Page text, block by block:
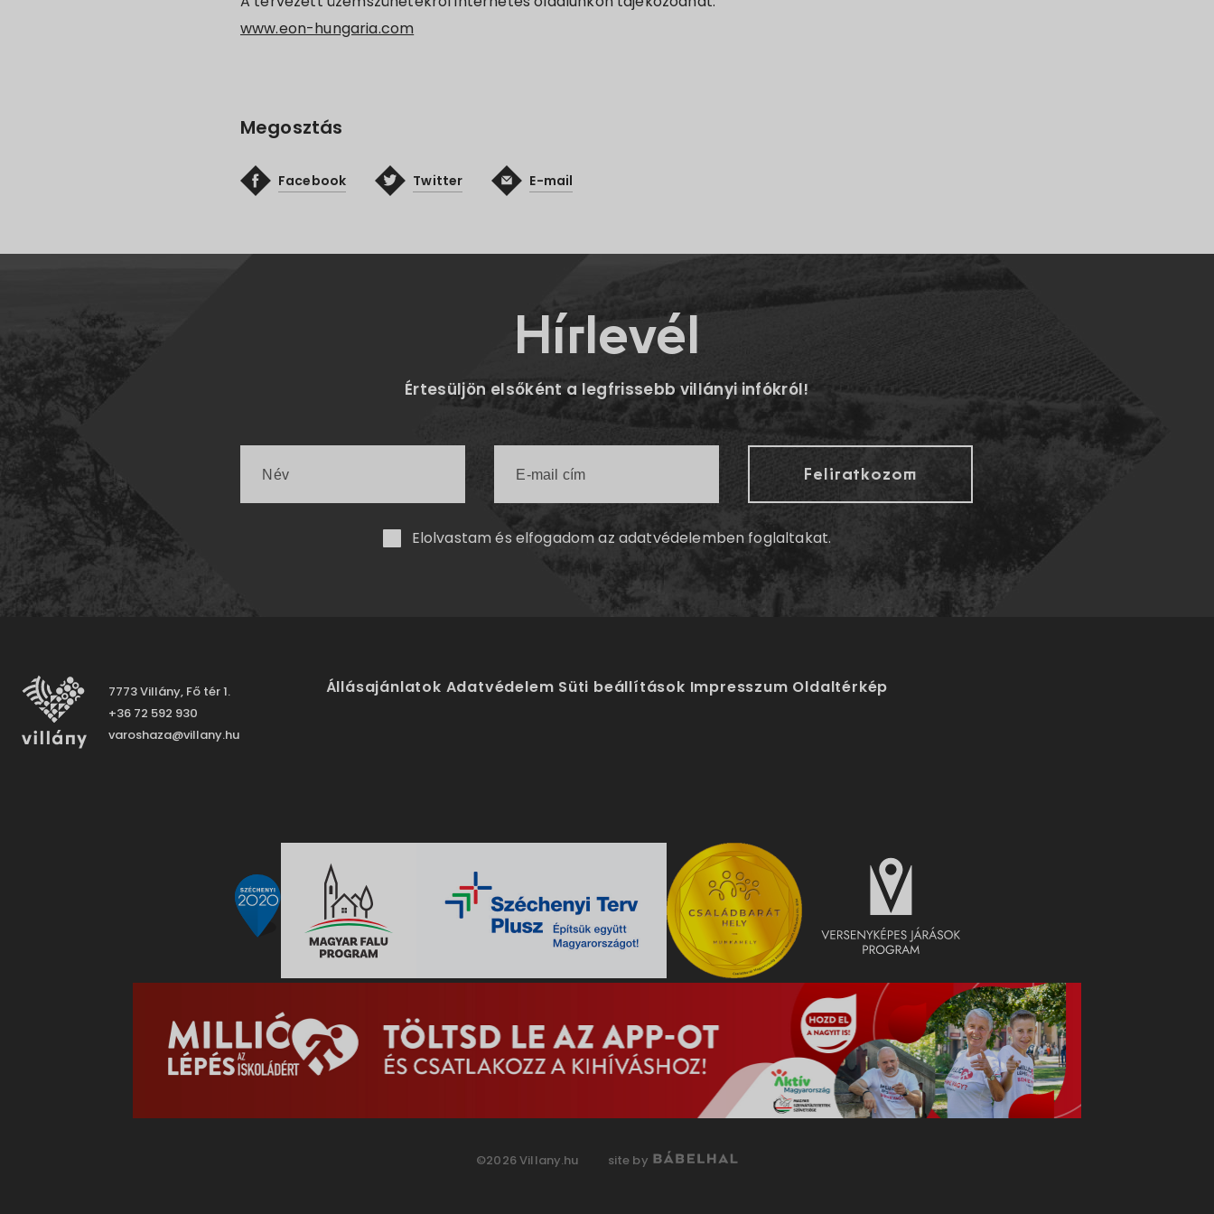
www.eon-hungaria.com
Megosztás
Facebook Twitter E-mail
Hírlevél
Értesüljön elsőként a legfrissebb villányi infókról!
Elolvastam és elfogadom azadatvédelemben foglaltakat.
7773 Villány, Fő tér 1.
+36 72 592 930
varoshaza@villany.hu
Állásajánlatok Adatvédelem Süti beállítások Impresszum Oldaltérkép
©2026 Villany.hu site by